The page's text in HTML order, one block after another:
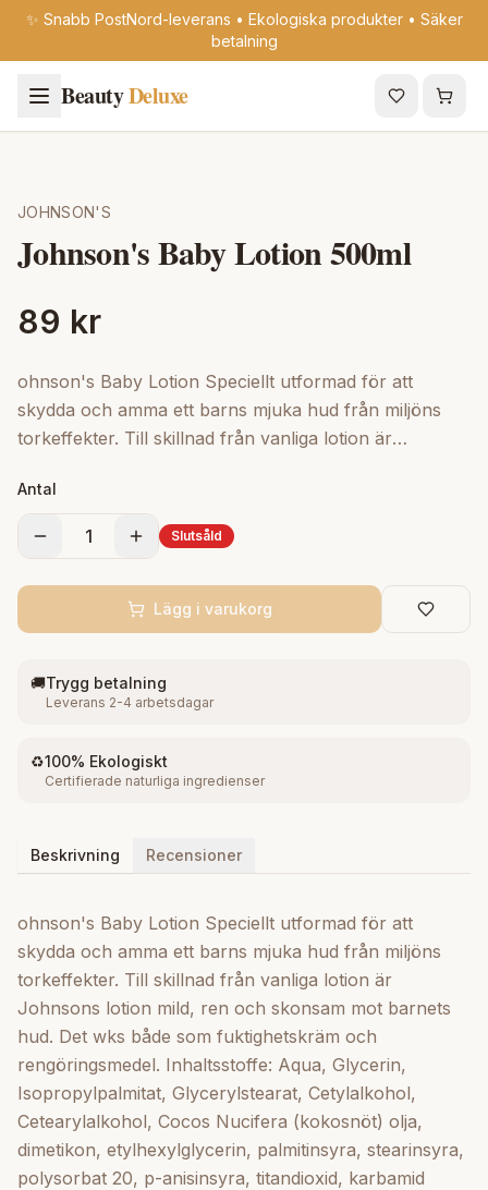
✨ Snabb PostNord-leverans • Ekologiska produkter • Säker
betalning
BeautyDeluxe
JOHNSON'S
Johnson's Baby Lotion 500ml
89 kr
ohnson's Baby Lotion Speciellt utformad för att
skydda och amma ett barns mjuka hud från miljöns
torkeffekter. Till skillnad från vanliga lotion är
hud. Det wks både som fuktighetskräm och
rengöringsmedel. Inhaltsstoffe: Aqua, Glycerin,
Isopropylpalmitat, Glycerylstearat, Cetylalkohol,
Cetearylalkohol, Cocos Nucifera (kokosnöt) olja,
dimetikon, etylhexylglycerin, palmitinsyra, stearinsyra,
polysorbat 20, p-anisinsyra, titandioxid, karbamid
fenoxietanol, parfym
Antal
1 Slutsåld
Lägg i varukorg
🚚Trygg betalning
Leverans 2-4 arbetsdagar
♻️100% Ekologiskt
Certifierade naturliga ingredienser
Beskrivning Recensioner
ohnson's Baby Lotion Speciellt utformad för att
skydda och amma ett barns mjuka hud från miljöns
torkeffekter. Till skillnad från vanliga lotion är
Johnsons lotion mild, ren och skonsam mot barnets
hud. Det wks både som fuktighetskräm och
rengöringsmedel. Inhaltsstoffe: Aqua, Glycerin,
Isopropylpalmitat, Glycerylstearat, Cetylalkohol,
Cetearylalkohol, Cocos Nucifera (kokosnöt) olja,
dimetikon, etylhexylglycerin, palmitinsyra, stearinsyra,
polysorbat 20, p-anisinsyra, titandioxid, karbamid